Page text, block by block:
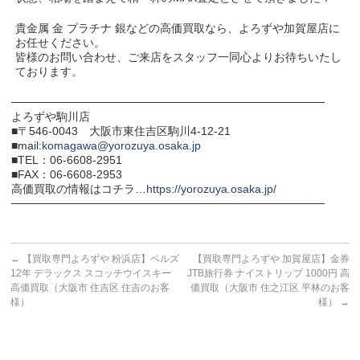
貴金属 金 プラチナ 銀などの高価買取なら、よろずや加賀屋店に
お任せください。
皆様のお問い合わせ、ご来店をスタッフ一同心よりお待ちいたし
ております。
───────────────────────────────────────
よろずや駒川店
■〒546-0043 大阪市東住吉区駒川4-12-21
■mail:komagawa@yorozuya.osaka.jp
■TEL：06-6608-2951
■FAX：06-6608-2953
高価買取の情報はコチラ…https://yorozuya.osaka.jp/
───────────────────────────────────────
←
【買取専門よろずや 粉浜店】ベルズ
12年 デラックス スコッチウイスキー
高価買取（大阪市 住吉区 住吉のお客
様）
【買取専門よろずや 加賀屋店】金券
JTB旅行券 ナイストリップ 1000円 高
価買取（大阪市 住之江区 平林のお客
様）
→